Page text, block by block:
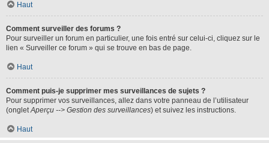
Haut
Comment surveiller des forums ?
Pour surveiller un forum en particulier, une fois entré sur celui-ci, cliquez sur le
lien « Surveiller ce forum » qui se trouve en bas de page.
Haut
Comment puis-je supprimer mes surveillances de sujets ?
Pour supprimer vos surveillances, allez dans votre panneau de l’utilisateur
(ongletAperçu --> Gestion des surveillances) et suivez les instructions.
Haut